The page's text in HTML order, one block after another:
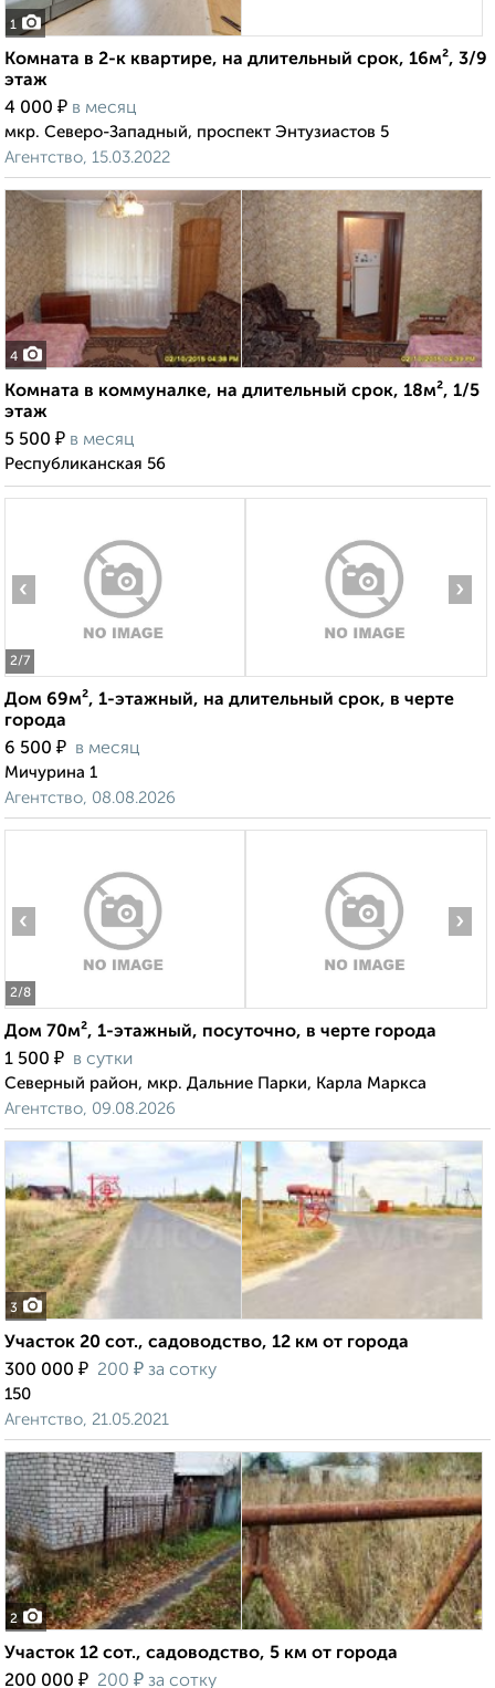
1
Комната в 2-к квартире, на длительный срок, 16м², 3/9
этаж
4 000 ₽ в месяц
мкр. Северо-Западный, проспект Энтузиастов 5
Агентство, 15.03.2022
4
Комната в коммуналке, на длительный срок, 18м², 1/5
этаж
5 500 ₽ в месяц
Республиканская 56
2/7
‹ ›
Дом 69м², 1-этажный, на длительный срок, в черте
города
6 500 ₽ в месяц
Мичурина 1
Агентство, 08.08.2026
2/8
‹ ›
Дом 70м², 1-этажный, посуточно, в черте города
1 500 ₽ в сутки
Северный район, мкр. Дальние Парки, Карла Маркса
Агентство, 09.08.2026
3
Участок 20 сот., садоводство, 12 км от города
300 000 ₽ 200 ₽ за сотку
150
Агентство, 21.05.2021
2
Участок 12 сот., садоводство, 5 км от города
200 000 ₽ 200 ₽ за сотку